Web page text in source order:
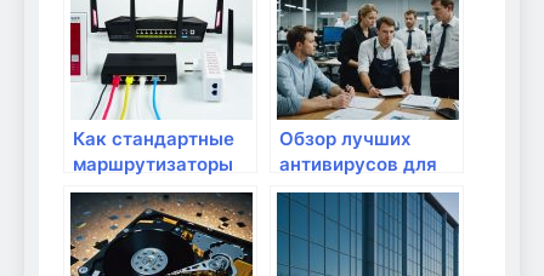
Как стандартные
маршрутизаторы
могут улучшить
ваш интернет в
квартире?
Обзор лучших
антивирусов для
защиты домашних
маршрутизаторов